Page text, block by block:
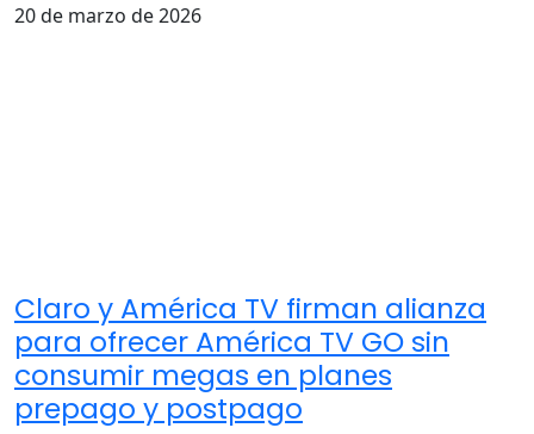
20 de marzo de 2026
Claro y América TV firman alianza
para ofrecer América TV GO sin
consumir megas en planes
prepago y postpago